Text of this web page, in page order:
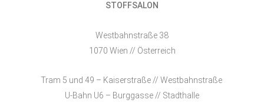
STOFFSALON
Westbahnstraße 38
1070 Wien // Österreich
Tram 5 und 49 – Kaiserstraße // Westbahnstraße
U-Bahn U6 – Burggasse // Stadthalle